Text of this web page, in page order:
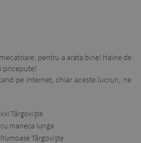
pentru a arata bine! Haine de
pricepute!
pe internet, chiar aceste lucruri, ne
Târgoviște
maneca lunga
Târgoviște